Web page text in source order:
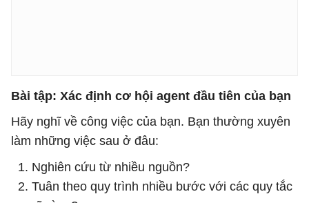
Bài tập: Xác định cơ hội agent đầu tiên của bạn
Hãy nghĩ về công việc của bạn. Bạn thường xuyên
làm những việc sau ở đâu:
Nghiên cứu từ nhiều nguồn?
Tuân theo quy trình nhiều bước với các quy tắc